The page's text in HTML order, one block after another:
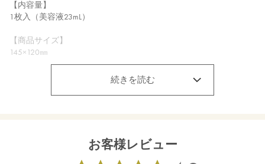
【内容量】
1枚入（美容液23mL）
【商品サイズ】
145×120㎜
水、アロエベラ液汁＊、グリセリン、プロパンジオール、ペンチ
セス／（ビャクダン木／ハチミツ）発酵液、アラビアゴム＊、セ
ラミドＡＰ、セラミドＮＰ、ムラヤコエンジーエキス、ミシマサ
続きを読む
お客様レビュー